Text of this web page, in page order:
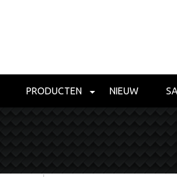
PRODUCTEN NIEUW